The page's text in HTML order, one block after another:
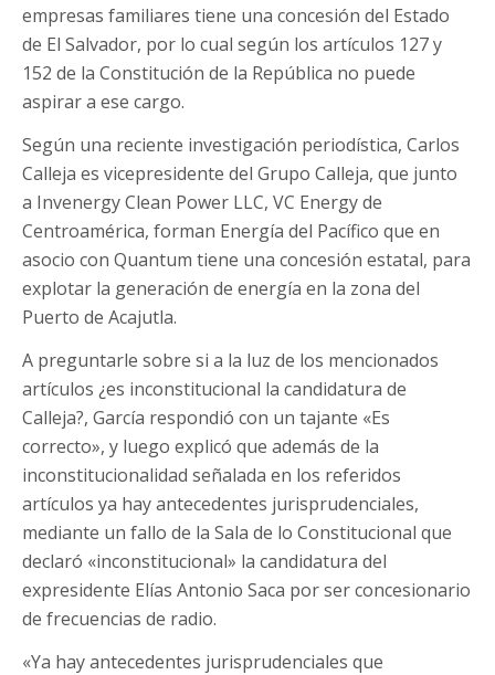
empresas familiares tiene una concesión del Estado
de El Salvador, por lo cual según los artículos 127 y
152 de la Constitución de la República no puede
aspirar a ese cargo.
Según una reciente investigación periodística, Carlos
Calleja es vicepresidente del Grupo Calleja, que junto
a Invenergy Clean Power LLC, VC Energy de
Centroamérica, forman Energía del Pacífico que en
asocio con Quantum tiene una concesión estatal, para
explotar la generación de energía en la zona del
Puerto de Acajutla.
A preguntarle sobre si a la luz de los mencionados
artículos ¿es inconstitucional la candidatura de
Calleja?, García respondió con un tajante «Es
correcto», y luego explicó que además de la
inconstitucionalidad señalada en los referidos
artículos ya hay antecedentes jurisprudenciales,
mediante un fallo de la Sala de lo Constitucional que
declaró «inconstitucional» la candidatura del
expresidente Elías Antonio Saca por ser concesionario
de frecuencias de radio.
«Ya hay antecedentes jurisprudenciales que